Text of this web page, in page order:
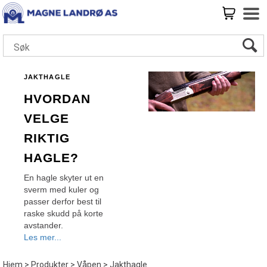
JAKTHAGLE
Hvordan
velge
riktig
hagle?
En hagle skyter ut en
sverm med kuler og
passer derfor best til
raske skudd på korte
avstander.
småviltjakt, er derfor
Les mer...
Hjem>Produkter>Våpen>Jakthagle